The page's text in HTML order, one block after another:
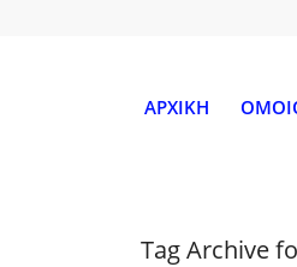
ΑΡΧΙΚΗ
Tag Archive